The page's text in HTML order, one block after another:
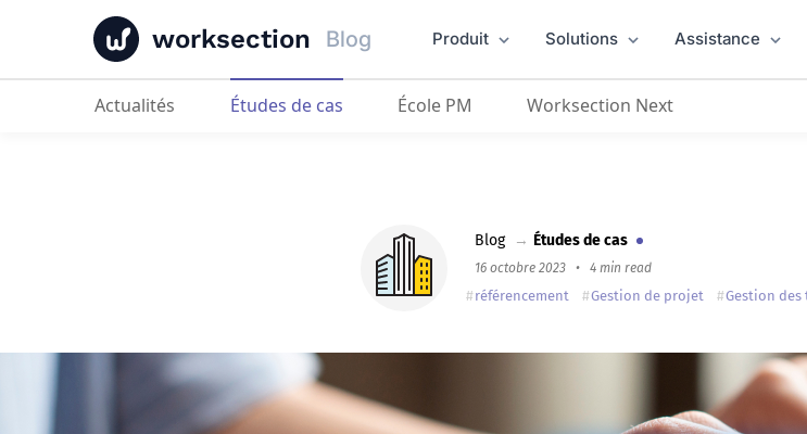
worksection Blog Produit Solutions Assistance
Site24: « Une gestion de haute qualité est la clé d'un projet réussi »
Actualités Études de cas École PM Worksection Next
Blog → Études de cas
16 octobre 2023 • 4 min read
référencement Gestion de projet Gestion des